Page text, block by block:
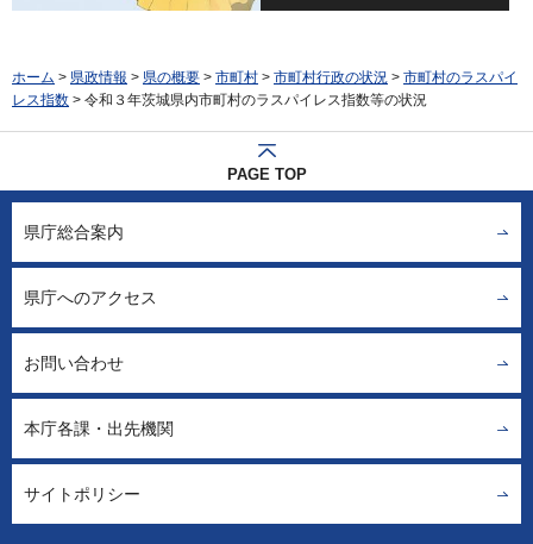
ホーム > 県政情報 > 県の概要 > 市町村 > 市町村行政の状況 > 市町村のラスパイ
レス指数 > 令和３年茨城県内市町村のラスパイレス指数等の状況
PAGE TOP
県庁総合案内
県庁へのアクセス
お問い合わせ
本庁各課・出先機関
サイトポリシー